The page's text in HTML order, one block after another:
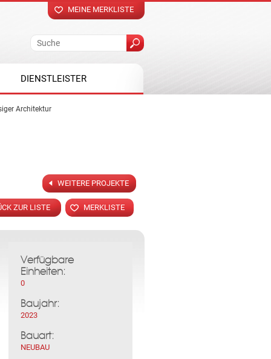
MEINE MERKLISTE
DIENSTLEISTER
Architektur
WEITERE PROJEKTE
MERKLISTE
ZUR LISTE
Verfügbare
Einheiten:
0
Baujahr:
2023
Bauart:
NEUBAU